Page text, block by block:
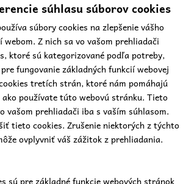
súhlasu súborov cookies
súbory cookies na zlepšenie vášho
Z nich sa vo vašom prehliadači
ktoré sú kategorizované podľa potreby,
fungovanie základných funkcií webovej
tretích strán, ktoré nám pomáhajú
používate túto webovú stránku. Tieto
vašom prehliadači iba s vaším súhlasom.
tieto cookies. Zrušenie niektorých z týchto
ovplyvniť váš zážitok z prehliadania.
sú pre základné funkcie webových stránok